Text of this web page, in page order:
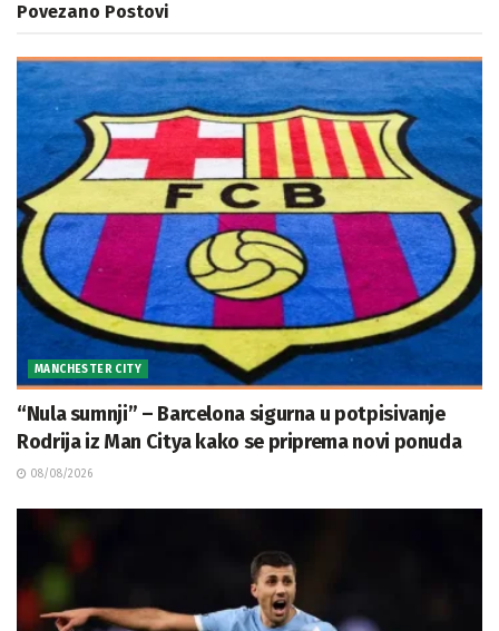
Povezano Postovi
MANCHESTER CITY
“Nula sumnji” – Barcelona sigurna u potpisivanje
Rodrija iz Man Citya kako se priprema novi ponuda
08/08/2026